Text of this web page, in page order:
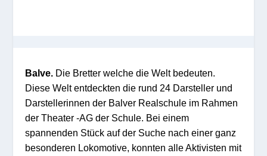
Balve. Die Bretter welche die Welt bedeuten.
Diese Welt entdeckten die rund 24 Darsteller und
Darstellerinnen der Balver Realschule im Rahmen
der Theater -AG der Schule. Bei einem
spannenden Stück auf der Suche nach einer ganz
besonderen Lokomotive, konnten alle Aktivisten mit